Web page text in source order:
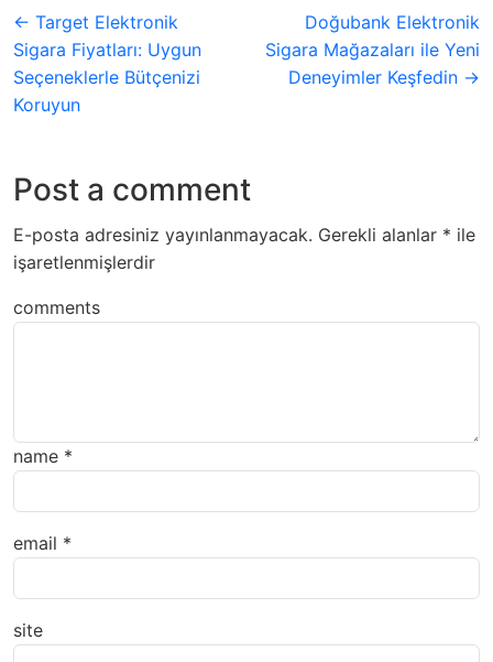
← Target Elektronik
Sigara Fiyatları: Uygun
Seçeneklerle Bütçenizi
Koruyun
Doğubank Elektronik
Sigara Mağazaları ile Yeni
Deneyimler Keşfedin →
Post a comment
E-posta adresiniz yayınlanmayacak. Gerekli alanlar * ile
işaretlenmişlerdir
comments
name *
email *
site